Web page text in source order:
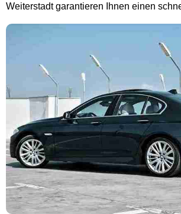
Weiterstadt garantieren Ihnen einen